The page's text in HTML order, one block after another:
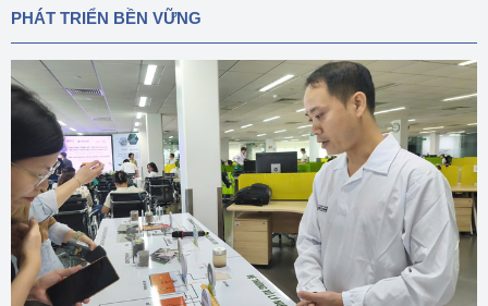
PHÁT TRIỂN BỀN VỮNG